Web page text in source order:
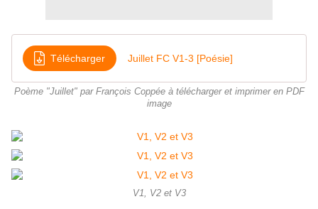
Télécharger Juillet FC V1-3 [Poésie]
Poème "Juillet" par François Coppée à télécharger et imprimer en PDF
image
V1, V2 et V3